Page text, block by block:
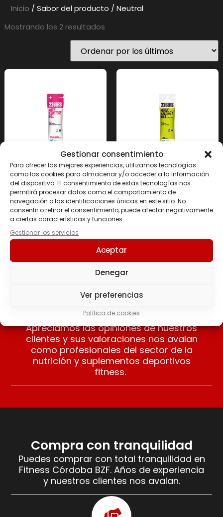
Gestionar consentimiento
Para ofrecer las mejores experiencias, utilizamos tecnologías
como las cookies para almacenar y/o acceder a la información
del dispositivo. El consentimiento de estas tecnologías nos
permitirá procesar datos como el comportamiento de
navegación o las identificaciones únicas en este sitio. No
consentir o retirar el consentimiento, puede afectar negativamente
a ciertas características y funciones.
Gestionar los servicios
Aceptar
Denegar
Ver preferencias
Política de cookies
Inicio / Sabor del producto / Neutral
Mostrando los 2 resultados
HIGH FRUCTOSE GEL
80g Gel energético
con fructosa
2.80€
Seleccionar
HIGH ENERGY GEL 76g
Gel Energético con
ciclodextrina
3.50€
Seleccionar
opciones
Nuestros clientes opinan
Apreciamos las opiniones de nuestros
clientes y sus valoraciones nos avalan
como profesionales del sector de la
nutrición y suplementos deportivos
fitness.
Compra con tranquilidad
Puedes comprar con total tranquilidad en
Fitness Córdoba BZF. Años de experiencia
y nuestros clientes nos avalan.